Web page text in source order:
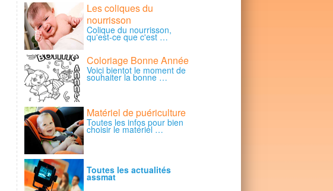
Les coliques du
nourrisson
Colique du nourrisson,
qu'est-ce que c'est …
Coloriage Bonne Année
Voici bientot le moment de
souhaiter la bonne …
Matériel de puériculture
Toutes les infos pour bien
choisir le matériel …
Toutes les actualités
assmat